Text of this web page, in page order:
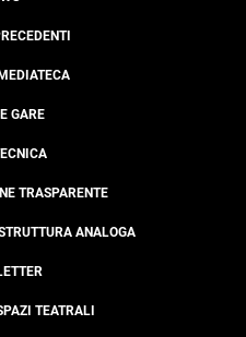
GARE
TRASPARENTE
ANALOGA
TEATRALI